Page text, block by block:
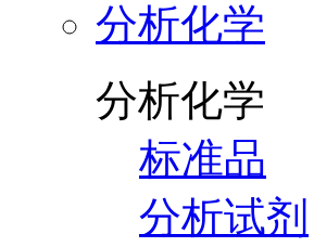
分析化学
分析化学
标准品
分析试剂